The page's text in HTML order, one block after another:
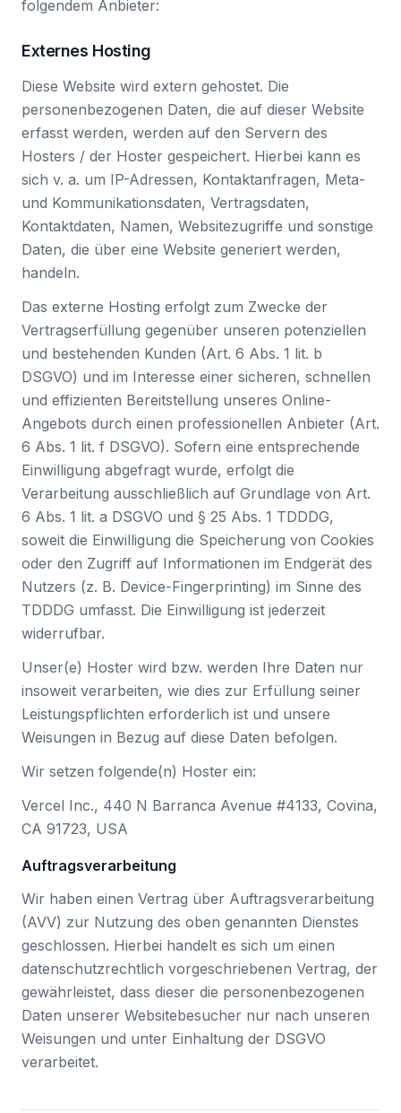
folgendem Anbieter:
Externes Hosting
Diese Website wird extern gehostet. Die
personenbezogenen Daten, die auf dieser Website
erfasst werden, werden auf den Servern des
Hosters / der Hoster gespeichert. Hierbei kann es
sich v. a. um IP-Adressen, Kontaktanfragen, Meta-
und Kommunikationsdaten, Vertragsdaten,
Kontaktdaten, Namen, Websitezugriffe und sonstige
Daten, die über eine Website generiert werden,
handeln.
Das externe Hosting erfolgt zum Zwecke der
Vertragserfüllung gegenüber unseren potenziellen
und bestehenden Kunden (Art. 6 Abs. 1 lit. b
DSGVO) und im Interesse einer sicheren, schnellen
und effizienten Bereitstellung unseres Online-
Angebots durch einen professionellen Anbieter (Art.
6 Abs. 1 lit. f DSGVO). Sofern eine entsprechende
Einwilligung abgefragt wurde, erfolgt die
Verarbeitung ausschließlich auf Grundlage von Art.
6 Abs. 1 lit. a DSGVO und § 25 Abs. 1 TDDDG,
soweit die Einwilligung die Speicherung von Cookies
oder den Zugriff auf Informationen im Endgerät des
Nutzers (z. B. Device-Fingerprinting) im Sinne des
TDDDG umfasst. Die Einwilligung ist jederzeit
widerrufbar.
Unser(e) Hoster wird bzw. werden Ihre Daten nur
insoweit verarbeiten, wie dies zur Erfüllung seiner
Leistungspflichten erforderlich ist und unsere
Weisungen in Bezug auf diese Daten befolgen.
Wir setzen folgende(n) Hoster ein:
Vercel Inc., 440 N Barranca Avenue #4133, Covina,
CA 91723, USA
Auftragsverarbeitung
Wir haben einen Vertrag über Auftragsverarbeitung
(AVV) zur Nutzung des oben genannten Dienstes
geschlossen. Hierbei handelt es sich um einen
datenschutzrechtlich vorgeschriebenen Vertrag, der
gewährleistet, dass dieser die personenbezogenen
Daten unserer Websitebesucher nur nach unseren
Weisungen und unter Einhaltung der DSGVO
verarbeitet.